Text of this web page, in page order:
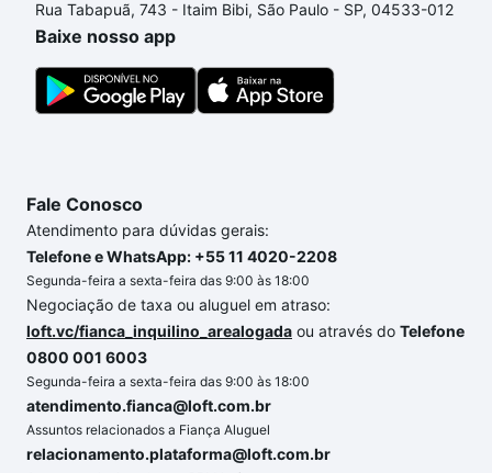
processo de compra, veja em nosso portal quanto
custa comprar um apartamento
gente para comprar o imóvel dos seus sonhos com
segurança e conforto. Loft, com você até as
Rua Tabapuã, 743 - Itaim Bibi, São Paulo - SP, 04533-012
Baixe nosso app
Fale Conosco
Atendimento para dúvidas gerais:
Telefone e WhatsApp: +55 11 4020-2208
Segunda-feira a sexta-feira das 9:00 às 18:00
Negociação de taxa ou aluguel em atraso:
loft.vc/fianca_inquilino_arealogada ou através do Telefone
0800 001 6003
Segunda-feira a sexta-feira das 9:00 às 18:00
atendimento.fianca@loft.com.br
Assuntos relacionados a Fiança Aluguel
relacionamento.plataforma@loft.com.br